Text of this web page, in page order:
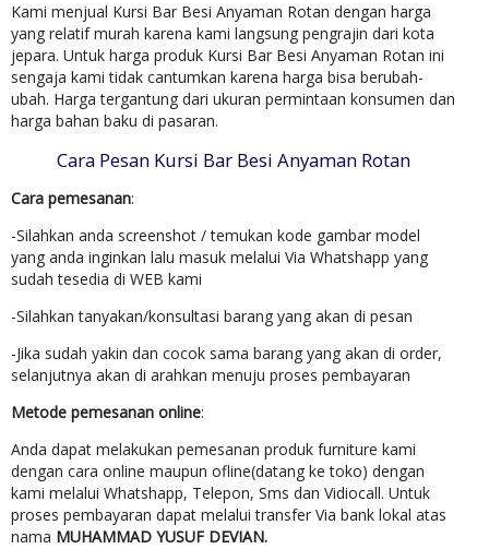
Kami menjual Kursi Bar Besi Anyaman Rotan dengan harga
yang relatif murah karena kami langsung pengrajin dari kota
jepara. Untuk harga produk Kursi Bar Besi Anyaman Rotan ini
sengaja kami tidak cantumkan karena harga bisa berubah-
ubah. Harga tergantung dari ukuran permintaan konsumen dan
harga bahan baku di pasaran.
Cara Pesan Kursi Bar Besi Anyaman Rotan
Cara pemesanan:
-Silahkan anda screenshot / temukan kode gambar model
yang anda inginkan lalu masuk melalui Via Whatshapp yang
sudah tesedia di WEB kami
-Silahkan tanyakan/konsultasi barang yang akan di pesan
-Jika sudah yakin dan cocok sama barang yang akan di order,
selanjutnya akan di arahkan menuju proses pembayaran
Metode pemesanan online:
Anda dapat melakukan pemesanan produk furniture kami
dengan cara online maupun ofline(datang ke toko) dengan
kami melalui Whatshapp, Telepon, Sms dan Vidiocall. Untuk
proses pembayaran dapat melalui transfer Via bank lokal atas
nama MUHAMMAD YUSUF DEVIAN.